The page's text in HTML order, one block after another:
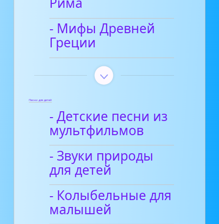
- Мифы Древней
Греции
Песни для детей
- Детские песни из
мультфильмов
- Звуки природы
для детей
- Колыбельные для
малышей